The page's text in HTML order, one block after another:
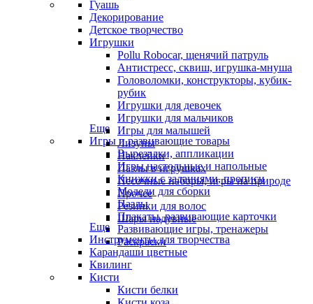
Гуашь
Декорирование
Детское творчество
Игрушки
Pollu Robocar, щенячий патруль
Антистресс, сквиш, игрушка-мнуша
Головоломки, конструкторы, кубик-
рубик
Игрушки для девочек
Игрушки для мальчиков
Игры для малышей
Лизуны
Наклейки
Пазлы в игрушках
Песочные наборы, игры на природе
Прочее
Резинки для волос
Шары надувные
Еще
Игры и развивающие товары
Вырезалки, аппликации
Игры настольные и напольные
Книжки с заданиями, прописи
Модели для сборки
Пазлы
Плакаты, развивающие карточки
Развивающие игры, тренажеры
Раскраски
Еще
Инструменты для творчества
Карандаши цветные
Квилинг
Кисти
Кисти белки